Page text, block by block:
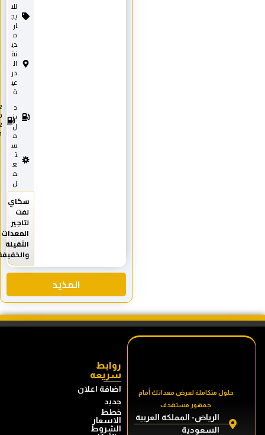
المذيد
للا
يج
ار
دي
نة
در
عي
ة
يز
ل
س
ع
م
ل
سكاي
لفت
لتاجير
المعدات
الثقيلة
والخفيفة
حلول متكاملة لعرض معداتك أمام
جمهور مستهدف
الرياض- المملكة العربية
السعودية
روابط
سريعه
اضافة اعلان
جديد
خطط
الاسعار
الشروط